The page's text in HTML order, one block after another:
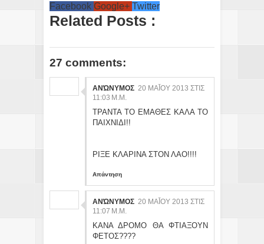
Facebook Google+ Twitter
Related Posts :
27 comments:
ΑΝΏΝΥΜΟΣ 20 ΜΑΪ́ΟΥ 2013 ΣΤΙΣ 11
:03 Μ.Μ.
ΤΡΑΝΤΑ ΤΟ ΕΜΑΘΕΣ ΚΑΛΑ ΤΟ
ΠΑΙΧΝΙΔΙ!!
ΡΙΞΕ ΚΛΑΡΙΝΑ ΣΤΟΝ ΛΑΟ!!!!
Απάντηση
ΑΝΏΝΥΜΟΣ 20 ΜΑΪ́ΟΥ 2013 ΣΤΙΣ 11
:07 Μ.Μ.
ΚΑΝΑ ΔΡΟΜΟ ΘΑ ΦΤΙΑΞΟΥΝ
ΦΕΤΟΣ????